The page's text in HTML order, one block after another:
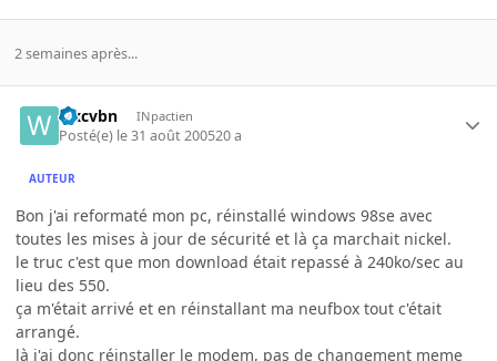
2 semaines après...
wxcvbn INpactien
Posté(e) le 31 août 200520 a
AUTEUR
Bon j'ai reformaté mon pc, réinstallé windows 98se avec
toutes les mises à jour de sécurité et là ça marchait nickel.
le truc c'est que mon download était repassé à 240ko/sec au
lieu des 550.
ça m'était arrivé et en réinstallant ma neufbox tout c'était
arrangé.
là j'ai donc réinstaller le modem, pas de changement meme